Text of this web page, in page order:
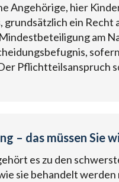
Angehörige, hier
grundsätzlich ein Recht
am
Pflichtteilsanspruch
– das müssen Sie
es zu den
sie behandelt